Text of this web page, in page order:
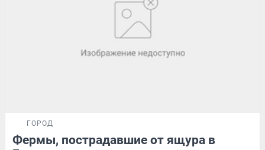
ГОРОД
Фермы, пострадавшие от ящура в